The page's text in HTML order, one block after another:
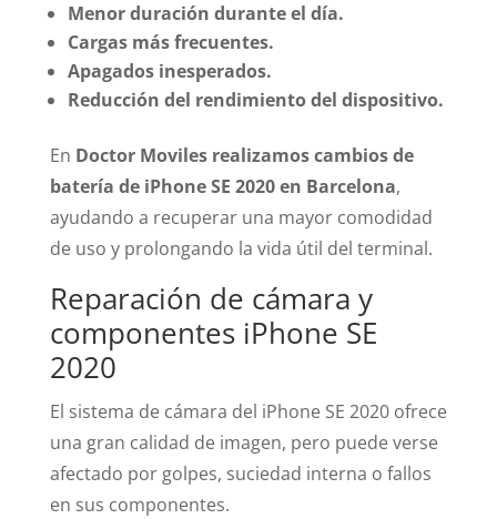
Menor duración durante el día.
Cargas más frecuentes.
Apagados inesperados.
Reducción del rendimiento del dispositivo.
En Doctor Moviles realizamos cambios de
batería de iPhone SE 2020 en Barcelona,
ayudando a recuperar una mayor comodidad
de uso y prolongando la vida útil del terminal.
Reparación de cámara y
componentes iPhone SE
2020
El sistema de cámara del iPhone SE 2020 ofrece
una gran calidad de imagen, pero puede verse
afectado por golpes, suciedad interna o fallos
en sus componentes.